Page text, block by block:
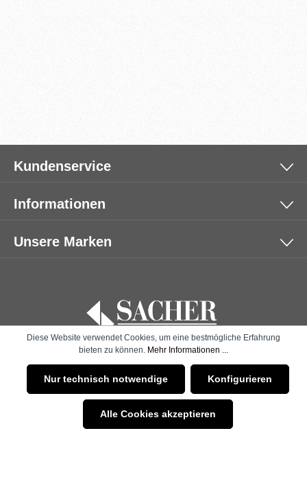
Kundenservice
Informationen
Unsere Marken
© 2026 SACHER | B2B SHOP - with by
* Alle Preise inkl. gesetzl. Mehrwertsteuer zzgl.Versandkosten
und ggf. Nachnahmegebühren, wenn nicht anders angegeben.
Diese Website verwendet Cookies, um eine bestmögliche Erfahrung
bieten zu können. Mehr Informationen ...
Nur technisch notwendige Konfigurieren
Alle Cookies akzeptieren